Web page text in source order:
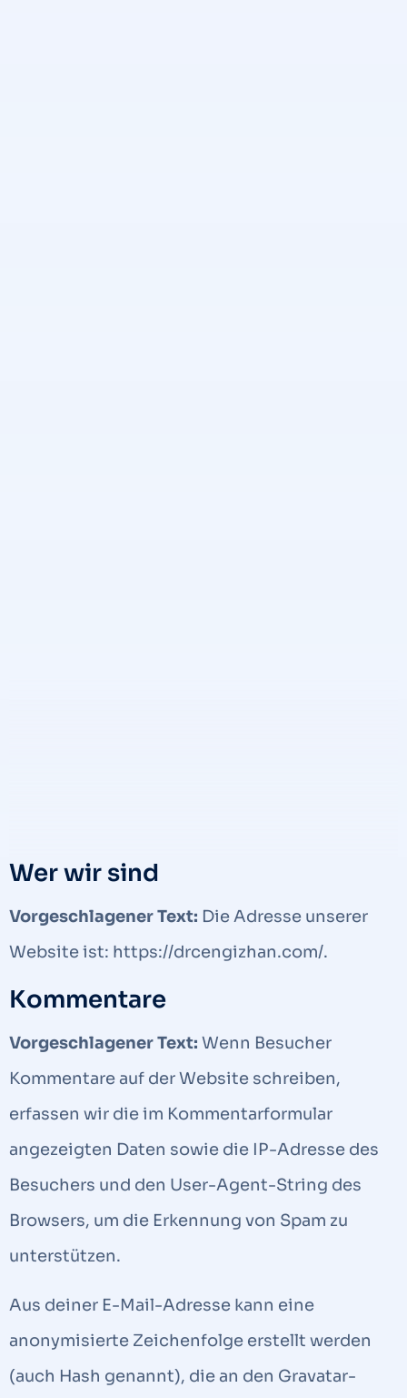
Wer wir sind
Vorgeschlagener Text: Die Adresse unserer
Website ist: https://drcengizhan.com/.
Kommentare
Vorgeschlagener Text: Wenn Besucher
Kommentare auf der Website schreiben,
erfassen wir die im Kommentarformular
angezeigten Daten sowie die IP-Adresse des
Besuchers und den User-Agent-String des
Browsers, um die Erkennung von Spam zu
unterstützen.
Aus deiner E-Mail-Adresse kann eine
anonymisierte Zeichenfolge erstellt werden
(auch Hash genannt), die an den Gravatar-